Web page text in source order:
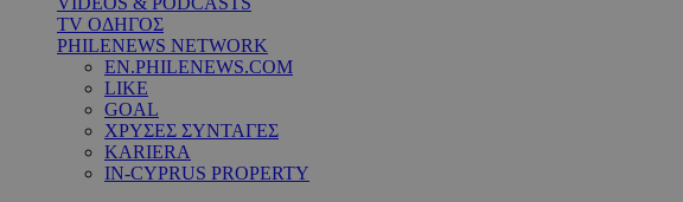
TV ΟΔΗΓΟΣ
PHILENEWS NETWORK
EN.PHILENEWS.COM
LIKE
GOAL
ΧΡΥΣΕΣ ΣΥΝΤΑΓΕΣ
KARIERA
IN-CYPRUS PROPERTY